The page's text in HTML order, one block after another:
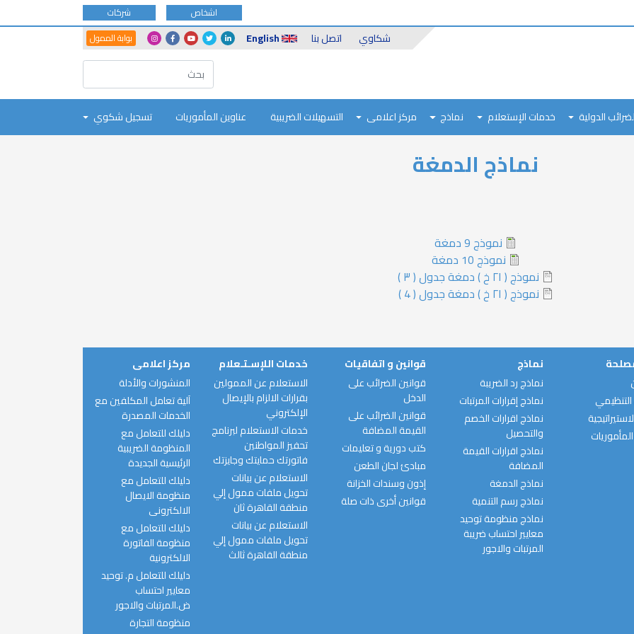
اشخاص شركات
Header
Top
شكاوي اتصل بنا English
Social
Icons
Another
Portals
بوابة الممول
الدولية خدمات الإستعلام نماذج مركز اعلامى التسهيلات الضريبية عناوين المأموريات تسجيل شكوي
نماذج الدمغة
نموذج 9 دمغة
نموذج 10 دمغة
نموذج ( ٢١ خ ) دمغة جدول ( ٣ )
نموذج ( ٢١ خ ) دمغة جدول ( 4 )
نماذج
نماذج رد الضريبة
نماذج إقرارات المرتبات
نماذج اقرارات الخصم
والتحصيل
نماذج اقرارات القيمة
المضافة
نماذج الدمغة
نماذج رسم التنمية
نماذج منظومة توحيد
معايير احتساب ضريبة
المرتبات والاجور
قوانين و اتفاقيات
قوانين الضرائب على
الدخل
قوانين الضرائب على
القيمة المضافة
كتب دورية و تعليمات
مبادئ لجان الطعن
إذون وسندات الخزانة
قوانين أخرى ذات صلة
خدمات اللإسـتـعلام
الاستعلام عن الممولين
بقرارات الالزام بالإيصال
الإلكتروني
خدمات الاستعلام لبرنامج
تحفيز المواطنين
فاتورتك حمايتك وجايزتك
الاستعلام عن بيانات
تحويل ملفات ممول إلي
منطقة القاهرة ثان
الاستعلام عن بيانات
تحويل ملفات ممول إلي
منطقة القاهرة ثالث
مركز اعلامى
المنشورات والأدلة
آلية تعامل المكلفين مع
الخدمات المصدرة
دليلك للتعامل مع
المنظومة الضريبية
الرئيسية الجديدة
دليلك للتعامل مع
منظومة الايصال
الالكترونى
دليلك للتعامل مع
منظومة الفاتورة
الالكترونية
دليلك للتعامل م. توحيد
معايير احتساب
ض.المرتبات والاجور
منظومة التجارة